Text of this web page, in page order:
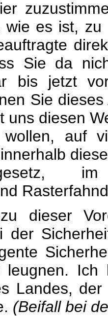
wie es ist,
Sie da
bis jetzt
Sie
uns diesen
auf
dieser
der
leugnen.
Landes,
(Beifall bei